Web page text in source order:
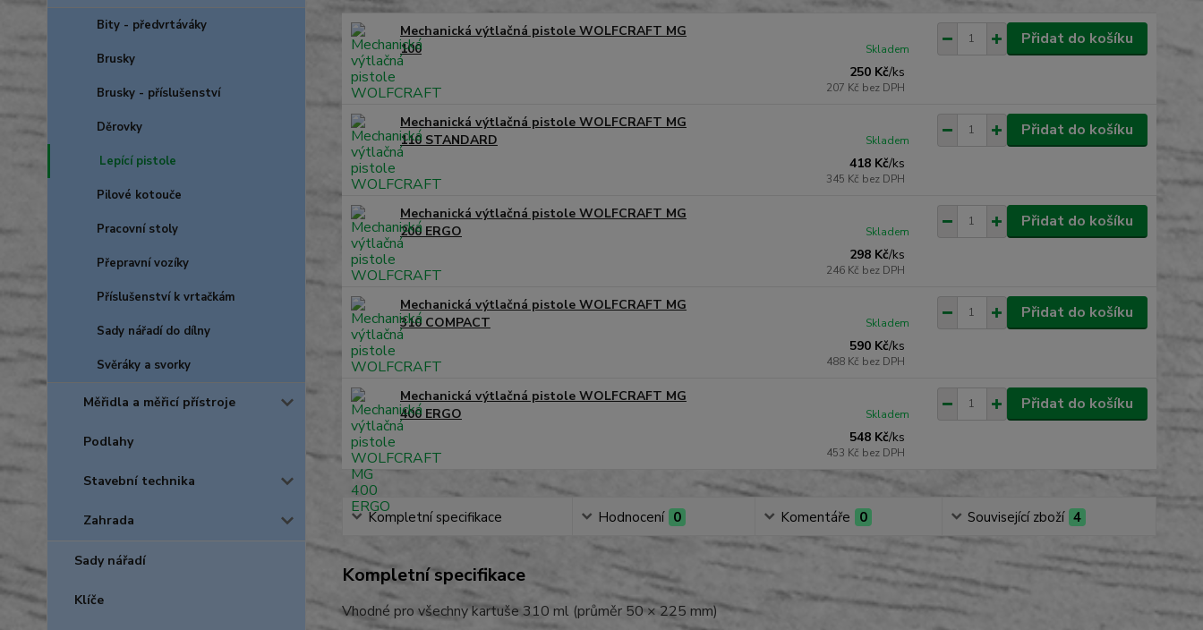
Bity - předvrtáváky
Brusky
Brusky - příslušenství
Děrovky
Lepící pistole
Pilové kotouče
Pracovní stoly
Přepravní vozíky
Příslušenství k vrtačkám
Sady nářadí do dílny
Svěráky a svorky
Měřidla a měřicí přístroje
Podlahy
Stavební technika
Zahrada
Sady nářadí
Klíče
Mechanická výtlačná pistole WOLFCRAFT MG
100
250 Kč/ks
207 Kč bez DPH
Skladem
Přidat do košíku
Mechanická výtlačná pistole WOLFCRAFT MG
110 STANDARD
418 Kč/ks
345 Kč bez DPH
Skladem
Přidat do košíku
Mechanická výtlačná pistole WOLFCRAFT MG
200 ERGO
298 Kč/ks
246 Kč bez DPH
Skladem
Přidat do košíku
Mechanická výtlačná pistole WOLFCRAFT MG
310 COMPACT
590 Kč/ks
488 Kč bez DPH
Skladem
Přidat do košíku
Mechanická výtlačná pistole WOLFCRAFT MG
400 ERGO
548 Kč/ks
453 Kč bez DPH
Skladem
Přidat do košíku
Kompletní specifikace Hodnocení 0 Komentáře 0 Související zboží 4
Kompletní specifikace
Vhodné pro všechny kartuše 310 ml (průměr 50 × 225 mm)